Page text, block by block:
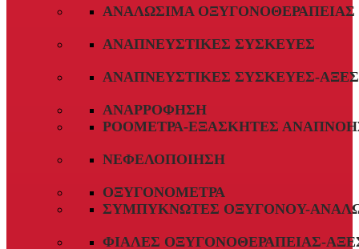
ΑΝΑΛΏΣΙΜΑ ΟΞΥΓΟΝΟΘΕΡΑΠΕΊΑΣ
ΑΝΑΠΝΕΥΣΤΙΚΈΣ ΣΥΣΚΕΥΈΣ
ΑΝΑΠΝΕΥΣΤΙΚΈΣ ΣΥΣΚΕΥΈΣ-
ΑΝΑΡΡΌΦΗΣΗ
ΡΟΌΜΕΤΡΑ-ΕΞΑΣΚΗΤΈΣ
ΝΕΦΕΛΟΠΟΊΗΣΗ
ΟΞΥΓΟΝΌΜΕΤΡΑ
ΣΥΜΠΥΚΝΩΤΈΣ ΟΞΥΓΌΝΟΥ-
ΦΙΆΛΕΣ ΟΞΥΓΟΝΟΘΕΡΑΠΕΊΑΣ-